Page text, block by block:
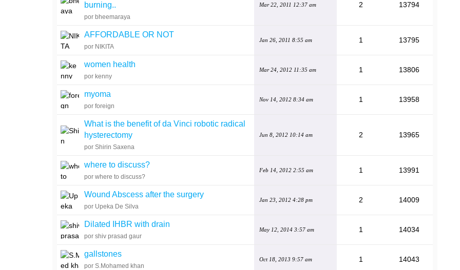
burning..
por bheemaraya
Mar 22, 2011 12:37 am 2 13794
AFFORDABLE OR NOT
por NIKITA
Jan 26, 2011 8:55 am 1 13795
women health
por kenny
Mar 24, 2012 11:35 am 1 13806
myoma
por foreign
Nov 14, 2012 8:34 am 1 13958
What is the benefit of da Vinci robotic radical
hysterectomy
por Shirin Saxena
Jun 8, 2012 10:14 am 2 13965
where to discuss?
por where to discuss?
Feb 14, 2012 2:55 am 1 13991
Wound Abscess after the surgery
por Upeka De Silva
Jan 23, 2012 4:28 pm 2 14009
Dilated IHBR with drain
por shiv prasad gaur
May 12, 2014 3:57 am 1 14034
gallstones
por S.Mohamed khan
Oct 18, 2013 9:57 am 1 14043